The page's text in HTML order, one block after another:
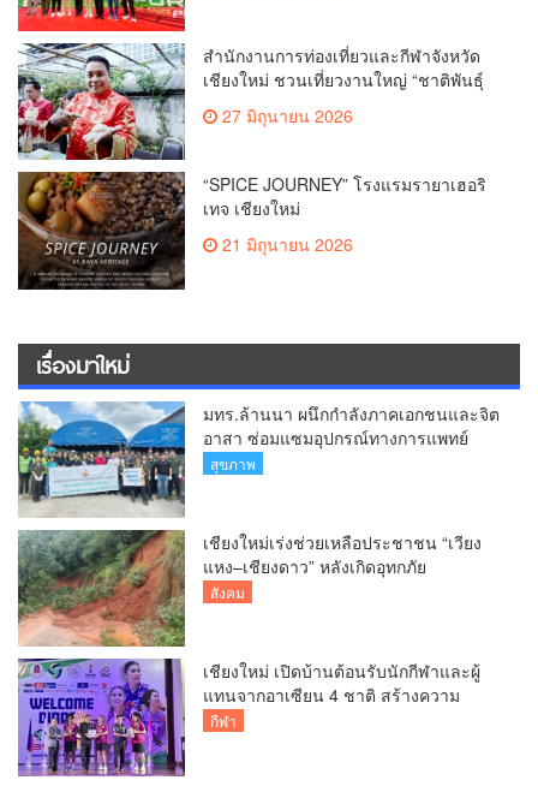
สำนักงานการท่องเที่ยวและกีฬาจังหวัด
เชียงใหม่ ชวนเที่ยวงานใหญ่ “ชาติพันธุ์
สีสันแห่งล้านนา” (Ethnic Lanna Festival
2026) 3-5 ก.ค. นี้
27 มิถุนายน 2026
“SPICE JOURNEY” โรงแรมรายาเฮอริ
เทจ เชียงใหม่
21 มิถุนายน 2026
เรื่องมาใหม่
มทร.ล้านนา ผนึกกำลังภาคเอกชนและจิต
อาสา ซ่อมแซมอุปกรณ์ทางการแพทย์
รพ.สารภี กว่า 75 รายการ
สุขภาพ
เชียงใหม่เร่งช่วยเหลือประชาชน “เวียง
แหง–เชียงดาว” หลังเกิดอุทกภัย
สังคม
เชียงใหม่ เปิดบ้านต้อนรับนักกีฬาและผู้
แทนจากอาเซียน 4 ชาติ สร้างความ
ประทับใจก่อนเปิดศึกวอลเลย์บอล BYD
กีฬา